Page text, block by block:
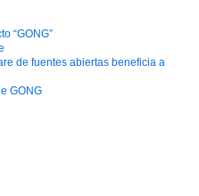
“GONG”
de fuentes abiertas beneficia a
GONG